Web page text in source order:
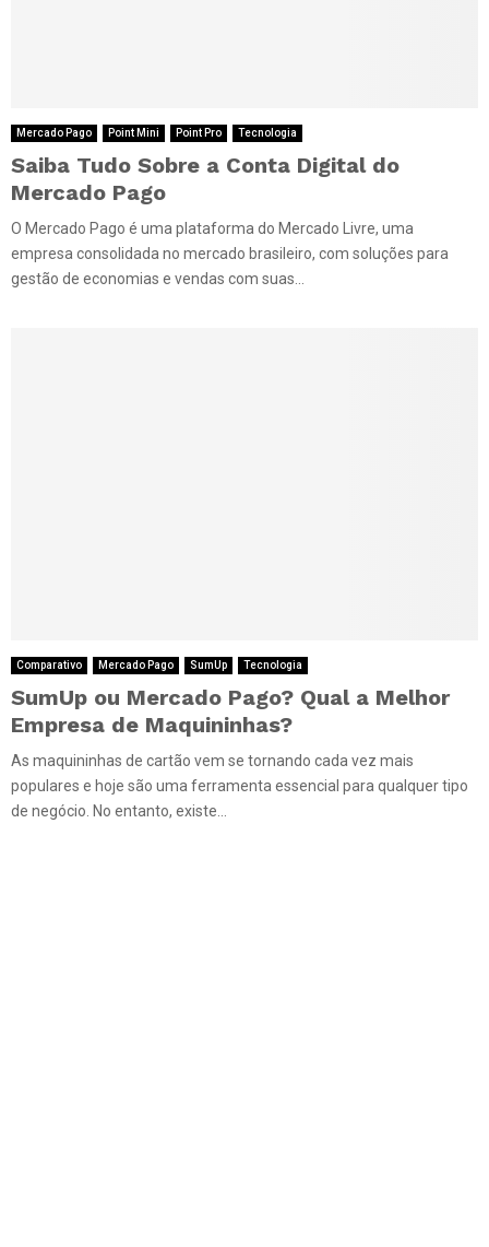
Mercado Pago Point Mini Point Pro Tecnologia
Saiba Tudo Sobre a Conta Digital do
Mercado Pago
O Mercado Pago é uma plataforma do Mercado Livre, uma
empresa consolidada no mercado brasileiro, com soluções para
gestão de economias e vendas com suas...
Comparativo Mercado Pago SumUp Tecnologia
SumUp ou Mercado Pago? Qual a Melhor
Empresa de Maquininhas?
As maquininhas de cartão vem se tornando cada vez mais
populares e hoje são uma ferramenta essencial para qualquer tipo
de negócio. No entanto, existe...